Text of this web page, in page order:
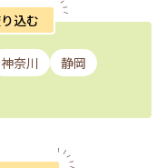
込む
神奈川
静岡